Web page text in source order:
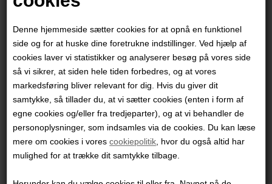
Denne hjemmeside sætter cookies for at opnå en funktionel
side og for at huske dine foretrukne indstillinger. Ved hjælp af
cookies laver vi statistikker og analyserer besøg på vores side
så vi sikrer, at siden hele tiden forbedres, og at vores
markedsføring bliver relevant for dig. Hvis du giver dit
samtykke, så tillader du, at vi sætter cookies (enten i form af
egne cookies og/eller fra tredjeparter), og at vi behandler de
personoplysninger, som indsamles via de cookies. Du kan læse
mere om cookies i vorescookiepolitik, hvor du også altid har
mulighed for at trække dit samtykke tilbage.
Danske Peter Snejbjerg er en internationalt anerkendt
illustrator og tegneserieskaber uddannet fra Kolding
Kunsthåndværkerskole. Snejbjerg skriver bl.a. historier
til Anders And og Co., og har illustreret flere
børnebøger for diverse danske forlag. Desuden tegner
Snejbjerg for udenlandske forlag såsom Le Lombard,
Dark Horse og DC Comics, hvor han ved sidstnævnte